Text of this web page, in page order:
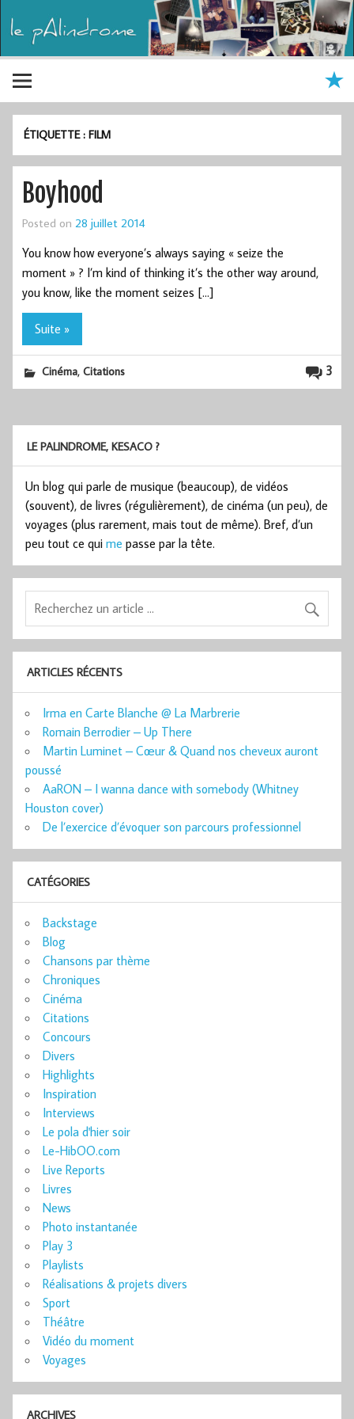
ÉTIQUETTE :FILM
Boyhood
Posted on 28 juillet 2014
You know how everyone’s always saying « seize the
moment » ? I’m kind of thinking it’s the other way around,
you know, like the moment seizes […]
Suite »
3
Cinéma,Citations
LE PALINDROME, KESACO ?
Un blog qui parle de musique (beaucoup), de vidéos
(souvent), de livres (régulièrement), de cinéma (un peu), de
voyages (plus rarement, mais tout de même). Bref, d’un
peu tout ce qui me passe par la tête.
ARTICLES RÉCENTS
Irma en Carte Blanche @ La Marbrerie
Romain Berrodier – Up There
Martin Luminet – Cœur & Quand nos cheveux auront
poussé
AaRON – I wanna dance with somebody (Whitney
Houston cover)
De l’exercice d’évoquer son parcours professionnel
CATÉGORIES
Backstage
Blog
Chansons par thème
Chroniques
Cinéma
Citations
Concours
Divers
Highlights
Inspiration
Interviews
Le pola d'hier soir
Le-HibOO.com
Live Reports
Livres
News
Photo instantanée
Play 3
Playlists
Réalisations & projets divers
Sport
Théâtre
Vidéo du moment
Voyages
ARCHIVES